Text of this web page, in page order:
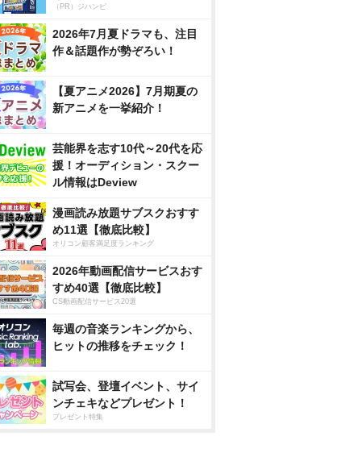
（PR）ジハンピ
2026年7月夏ドラマも、注目
作＆話題作が勢ぞろい！
【夏アニメ2026】7月期夏の
新アニメを一挙紹介！
芸能界を志す10代～20代を応
援！オーディション・スクー
ル情報はDeview
漫画読み放題サブスクおすす
め11選【徹底比較】
オリコン顧客満足度ランキング
2026年動画配信サービスおす
すめ40選【徹底比較】
CS動画配信サービス20選
毎週の音楽ランキングから、
ヒットの推移をチェック！
試写会、登壇イベント、サイ
ンチェキなどプレゼント！
プレゼント特集